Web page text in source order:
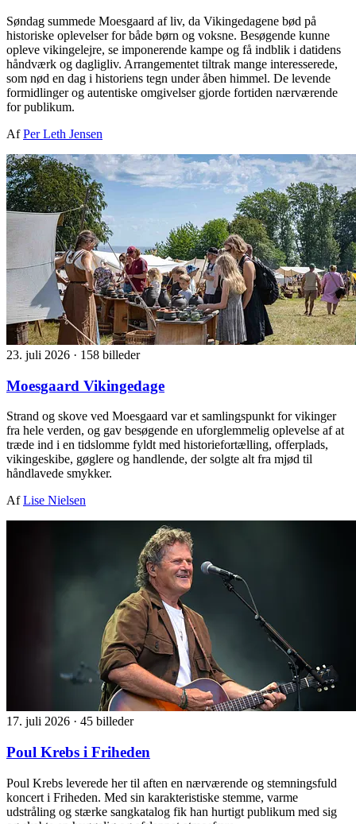
Søndag summede Moesgaard af liv, da Vikingedagene bød på
historiske oplevelser for både børn og voksne. Besøgende kunne
opleve vikingelejre, se imponerende kampe og få indblik i datidens
håndværk og dagligliv. Arrangementet tiltrak mange interesserede,
som nød en dag i historiens tegn under åben himmel. De levende
formidlinger og autentiske omgivelser gjorde fortiden nærværende
for publikum.
AfPer Leth Jensen
23. juli 2026 · 158 billeder
Moesgaard Vikingedage
Strand og skove ved Moesgaard var et samlingspunkt for vikinger
fra hele verden, og gav besøgende en uforglemmelig oplevelse af at
træde ind i en tidslomme fyldt med historiefortælling, offerplads,
vikingeskibe, gøglere og handlende, der solgte alt fra mjød til
håndlavede smykker.
AfLise Nielsen
17. juli 2026 · 45 billeder
Poul Krebs i Friheden
Poul Krebs leverede her til aften en nærværende og stemningsfuld
koncert i Friheden. Med sin karakteristiske stemme, varme
udstråling og stærke sangkatalog fik han hurtigt publikum med sig